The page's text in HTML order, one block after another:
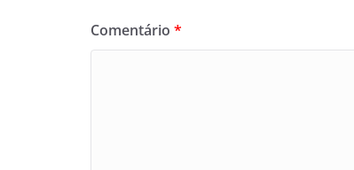
Comentário *